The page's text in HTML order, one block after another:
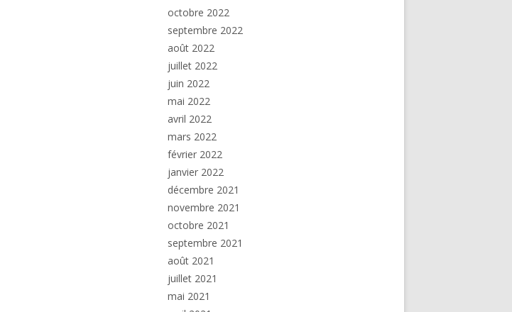
octobre 2022
septembre 2022
août 2022
juillet 2022
juin 2022
mai 2022
avril 2022
mars 2022
février 2022
janvier 2022
décembre 2021
novembre 2021
octobre 2021
septembre 2021
août 2021
juillet 2021
mai 2021